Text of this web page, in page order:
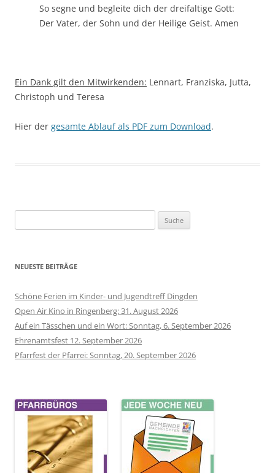
So segne und begleite dich der dreifaltige Gott:
Der Vater, der Sohn und der Heilige Geist. Amen
Ein Dank gilt den Mitwirkenden: Lennart, Franziska, Jutta,
Christoph und Teresa
Hier der gesamte Ablauf als PDF zum Download.
nach:
NEUESTE BEITRÄGE
Schöne Ferien im Kinder- und Jugendtreff Dingden
Open Air Kino in Ringenberg: 31. August 2026
Auf ein Tässchen und ein Wort: Sonntag, 6. September 2026
Ehrenamtsfest 12. September 2026
Pfarrfest der Pfarrei: Sonntag, 20. September 2026